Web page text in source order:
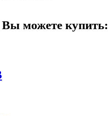
можете купить: